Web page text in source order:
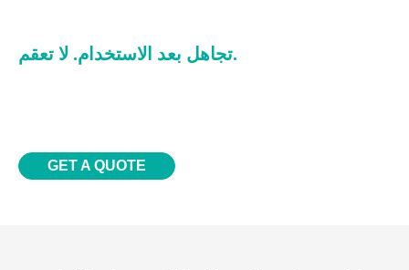
تجاهل بعد الاستخدام. لا تعقم.
GET A QUOTE